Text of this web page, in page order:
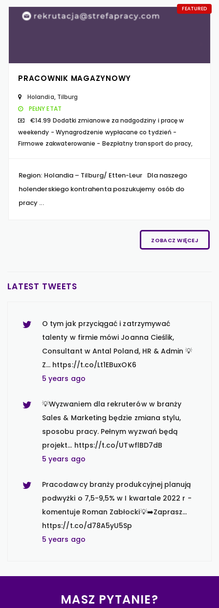
FEATURED
PRACOWNIK MAGAZYNOWY
Holandia, Tilburg
PEŁNY ETAT
€14.99 Dodatki zmianowe za nadgodziny i pracę w
weekendy - Wynagrodzenie wypłacane co tydzień -
Firmowe zakwaterowanie - Bezpłatny transport do pracy,
Region: Holandia – Tilburg/ Etten-Leur Dla naszego
holenderskiego kontrahenta poszukujemy osób do
pracy ...
ZOBACZ WIĘCEJ
LATEST TWEETS
Aż 88% specjalistów i menedżerów z
branży IT zwiększyło swoje oczekiwania
finansowe w ostatnich 12 miesiącach 💡
ważniejsza niż dla mężczyzn 💡 T…
O tym jak przyciągać i zatrzymywać
talenty w firmie mówi Joanna Cieślik,
Consultant w Antal Poland, HR & Admin 💡
Z… https://t.co/Lt1EBuxOK6
5 years ago
💡Wyzwaniem dla rekruterów w branży
Sales & Marketing będzie zmiana stylu,
sposobu pracy. Pełnym wyzwań będą
projekt… https://t.co/UTwflBD7dB
5 years ago
Pracodawcy branży produkcyjnej planują
podwyżki o 7,5-9,5% w I kwartale 2022 r -
komentuje Roman Zabłocki💡➡️Zaprasz…
https://t.co/d78A5yU5Sp
5 years ago
➡️… https://t.co/dh43fqahBf
MASZ PYTANIE?